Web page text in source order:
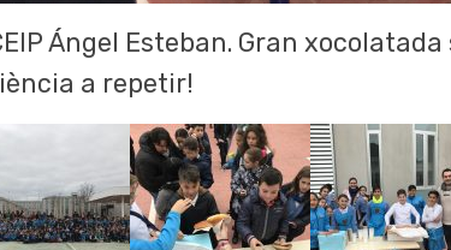
Ángel Esteban. Gran
a repetir!